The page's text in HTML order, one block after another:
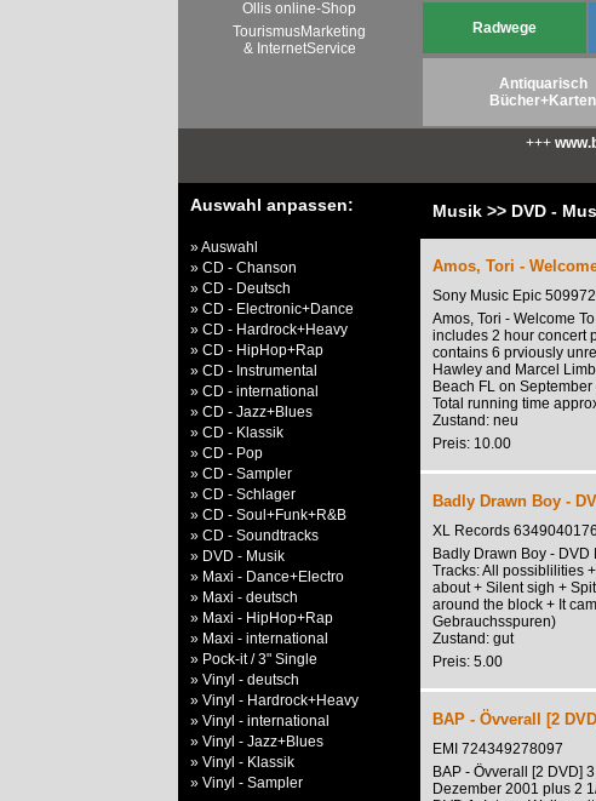
Ollis online-Shop
TourismusMarketing
& InternetService
Radwege
Antiquarisch
Bücher+Karten
+++
Auswahl anpassen:
» Auswahl
» CD - Chanson
» CD - Deutsch
» CD - Electronic+Dance
» CD - Hardrock+Heavy
» CD - HipHop+Rap
» CD - Instrumental
» CD - international
» CD - Jazz+Blues
» CD - Klassik
» CD - Pop
» CD - Sampler
» CD - Schlager
» CD - Soul+Funk+R&B
» CD - Soundtracks
» DVD - Musik
» Maxi - Dance+Electro
» Maxi - deutsch
» Maxi - HipHop+Rap
» Maxi - international
» Pock-it / 3" Single
» Vinyl - deutsch
» Vinyl - Hardrock+Heavy
» Vinyl - international
» Vinyl - Jazz+Blues
» Vinyl - Klassik
» Vinyl - Sampler
Musik >> DVD -
Amos, Tori -
Sony Music Epic
Amos, Tori - Welcome
includes 2 hour concert
contains 6 prviously
Hawley and Marcel
Beach FL on September
Total running time
Zustand: neu
Preis: 10.00
Badly Drawn Boy -
XL Records
Badly Drawn Boy -
Tracks: All possiblilities
about + Silent sigh +
around the block + It
Gebrauchsspuren)
Zustand: gut
Preis: 5.00
BAP - Övverall [2
EMI 724349278097
BAP - Övverall [2 DVD]
Dezember 2001 plus 2